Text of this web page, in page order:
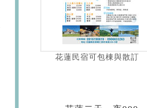
花蓮民宿可包棟與散訂